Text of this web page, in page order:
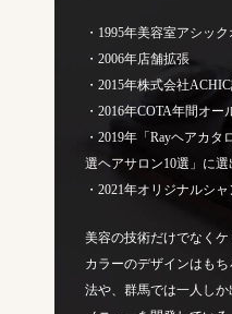
・1995年美容室アシッ
・2006年店舗拡張
・2015年株式会社
・2016年COTA年間オー
・2019年「Rayヘアカ
選ヘアサロン10選」に選
・2021年オリジナルシ
美容の技術だけでなく
カラーのデザインはも
法や、群馬では一人し